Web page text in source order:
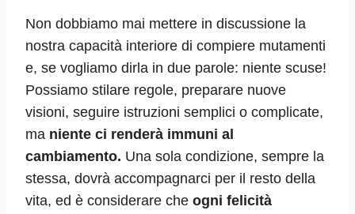
Non dobbiamo mai mettere in discussione la
nostra capacità interiore di compiere mutamenti
e, se vogliamo dirla in due parole: niente scuse!
Possiamo stilare regole, preparare nuove
visioni, seguire istruzioni semplici o complicate,
ma niente ci renderà immuni al
cambiamento. Una sola condizione, sempre la
stessa, dovrà accompagnarci per il resto della
vita, ed è considerare che ogni felicità